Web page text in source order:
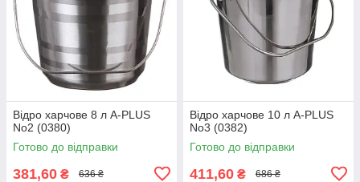
Відро харчове 8 л A-PLUS
No2 (0380)
Готово до відправки
381,60 ₴ 636 ₴
Відро харчове 10 л A-PLUS
No3 (0382)
Готово до відправки
411,60 ₴ 686 ₴